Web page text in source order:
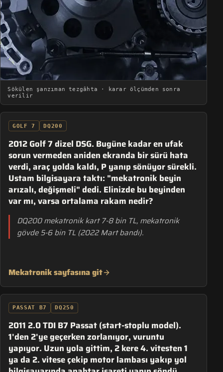
Sökülen şanzıman tezgâhta · karar ölçümden sonra
verilir
GOLF 7 DQ200
2012 Golf 7 dizel DSG. Bugüne kadar en ufak
sorun vermeden aniden ekranda bir sürü hata
verdi, araç yolda kaldı, P yanıp sönüyor sürekli.
Ustam bilgisayara taktı: "mekatronik beyin
arızalı, değişmeli" dedi. Elinizde bu beyinden
var mı, varsa ortalama rakam nedir?
DQ200 mekatronik kart 7-8 bin TL, mekatronik
gövde 5-6 bin TL (2022 Mart bandı).
Mekatronik sayfasına git
PASSAT B7 DQ250
2011 2.0 TDI B7 Passat (start-stoplu model).
1'den 2'ye geçerken zorlanıyor, vuruntu
yapıyor. Uzun yola gittim, 2 kere 4. vitesten 1
ya da 2. vitese çekip motor lambası yakıp yol